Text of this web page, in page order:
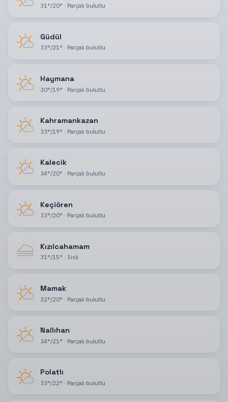
31°/20° · Parçalı bulutlu
Güdül
33°/21° · Parçalı bulutlu
Haymana
30°/19° · Parçalı bulutlu
Kahramankazan
33°/19° · Parçalı bulutlu
Kalecik
34°/20° · Parçalı bulutlu
Keçiören
33°/20° · Parçalı bulutlu
Kızılcahamam
31°/15° · Sisli
Mamak
32°/20° · Parçalı bulutlu
Nallıhan
34°/21 ° · Parçalı bulutlu
Polatlı
33°/22° · Parçalı bulutlu